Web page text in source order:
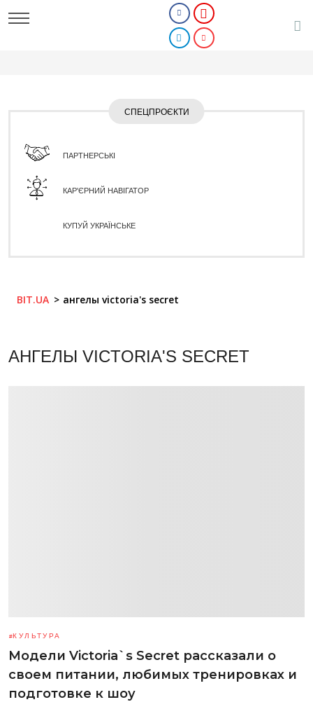
СПЕЦПРОЄКТИ
ПАРТНЕРСЬКІ
КАР'ЄРНИЙ НАВІГАТОР
КУПУЙ УКРАЇНСЬКЕ
BIT.UA ангелы victoria's secret
АНГЕЛЫ VICTORIA'S SECRET
КУЛЬТУРА
Модели Victoria`s Secret рассказали о
своем питании, любимых тренировках и
подготовке к шоу